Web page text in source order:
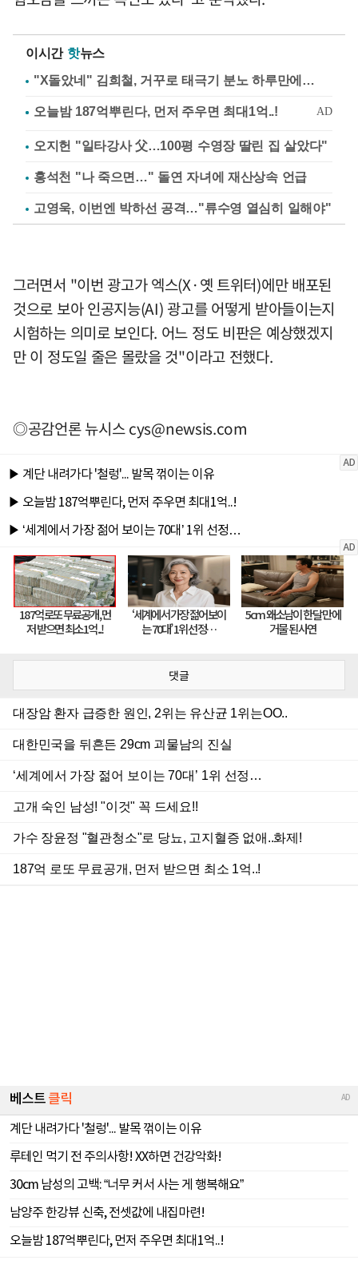
이시간 핫뉴스
"X돌았네" 김희철, 거꾸로 태극기 분노 하루만에…
오지헌 "일타강사 父…100평 수영장 딸린 집 살았다"
홍석천 "나 죽으면…" 돌연 자녀에 재산상속 언급
고영욱, 이번엔 박하선 공격…"류수영 열심히 일해야"
그러면서 "이번 광고가 엑스(X·옛 트위터)에만 배포된
것으로 보아 인공지능(AI) 광고를 어떻게 받아들이는지
시험하는 의미로 보인다. 어느 정도 비판은 예상했겠지
만 이 정도일 줄은 몰랐을 것"이라고 전했다.
◎공감언론 뉴시스cys@newsis.com
댓글